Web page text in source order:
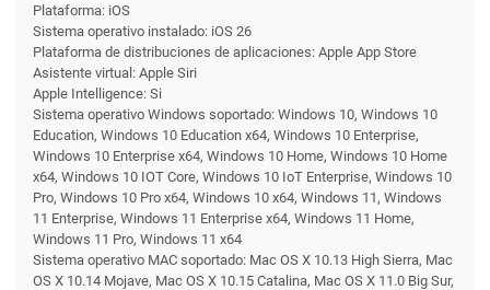
Plataforma: iOS
Sistema operativo instalado: iOS 26
Plataforma de distribuciones de aplicaciones: Apple App Store
Asistente virtual: Apple Siri
Apple Intelligence: Si
Sistema operativo Windows soportado: Windows 10, Windows 10
Education, Windows 10 Education x64, Windows 10 Enterprise,
Windows 10 Enterprise x64, Windows 10 Home, Windows 10 Home
x64, Windows 10 IOT Core, Windows 10 IoT Enterprise, Windows 10
Pro, Windows 10 Pro x64, Windows 10 x64, Windows 11, Windows
11 Enterprise, Windows 11 Enterprise x64, Windows 11 Home,
Windows 11 Pro, Windows 11 x64
Sistema operativo MAC soportado: Mac OS X 10.13 High Sierra, Mac
OS X 10.14 Mojave, Mac OS X 10.15 Catalina, Mac OS X 11.0 Big Sur,